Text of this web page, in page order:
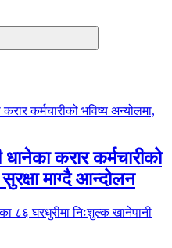
करार कर्मचारीको
माग्दै आन्दोलन